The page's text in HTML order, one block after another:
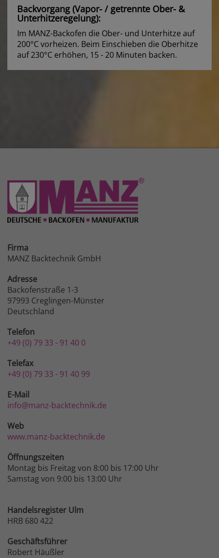
Backvorgang (Vapor- / getrennte Ober- &
Unterhitzeregelung):
Im MANZ-Backofen die Ober- und Unterhitze auf
200°C vorheizen. Beim Einschieben die Oberhitze
auf 230°C erhöhen, 15 - 20 Minuten backen.
Firma
MANZ Backtechnik GmbH
Adresse
Backofenstraße 1-3
97993 Creglingen-Münster
Deutschland
Telefon
+49 (0) 79 33 - 91 40 0
Telefax
+49 (0) 79 33 - 91 40 99
E-Mail
info@manz-backtechnik.de
Web
www.manz-backtechnik.de
Öffnungszeiten
Montag bis Freitag von 8:00 bis 17:00 Uhr
Samstag von 9:00 bis 13:00 Uhr
Handelsregister Ulm
HRB 680 422
Geschäftsführer
Robert Häußler